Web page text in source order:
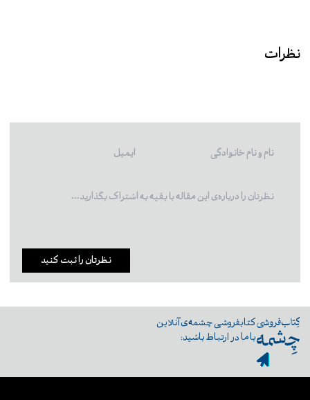
نظرات
نظرتان را ثبت کنید
کتابفروشی چشمه‌ی آنلاین
با ما در ارتباط باشید: